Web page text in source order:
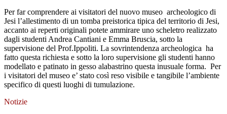
Per far comprendere ai visitatori del nuovo museo archeologico di
Jesi l’allestimento di un tomba preistorica tipica del territorio di Jesi,
accanto ai reperti originali potete ammirare uno scheletro realizzato
dagli studenti Andrea Cantiani e Emma Bruscia, sotto la
supervisione del Prof.Ippoliti. La sovrintendenza archeologica ha
fatto questa richiesta e sotto la loro supervisione gli studenti hanno
modellato e patinato in gesso alabastrino questa inusuale forma. Per
i visitatori del museo e’ stato così reso visibile e tangibile l’ambiente
specifico di questi luoghi di tumulazione.
Notizie